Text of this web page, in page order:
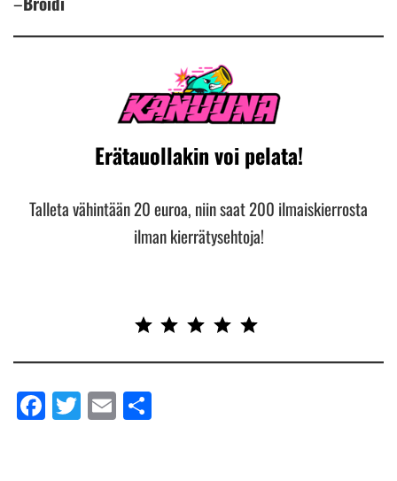
Erätauollakin voi pelata!
Talleta vähintään 20 euroa, niin saat 200 ilmaiskierrosta
ilman kierrätysehtoja!
Facebook
Twitter
Email